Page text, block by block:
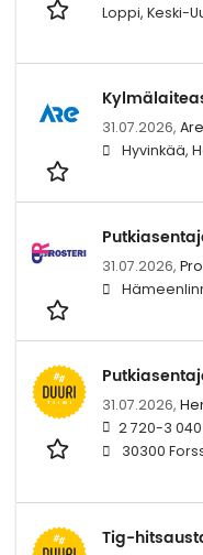
Loppi, Keski-
31.07.2026,
Hyvinkää,
31.07.2026,
31.07.2026,
2 720-3
30300
Tig-